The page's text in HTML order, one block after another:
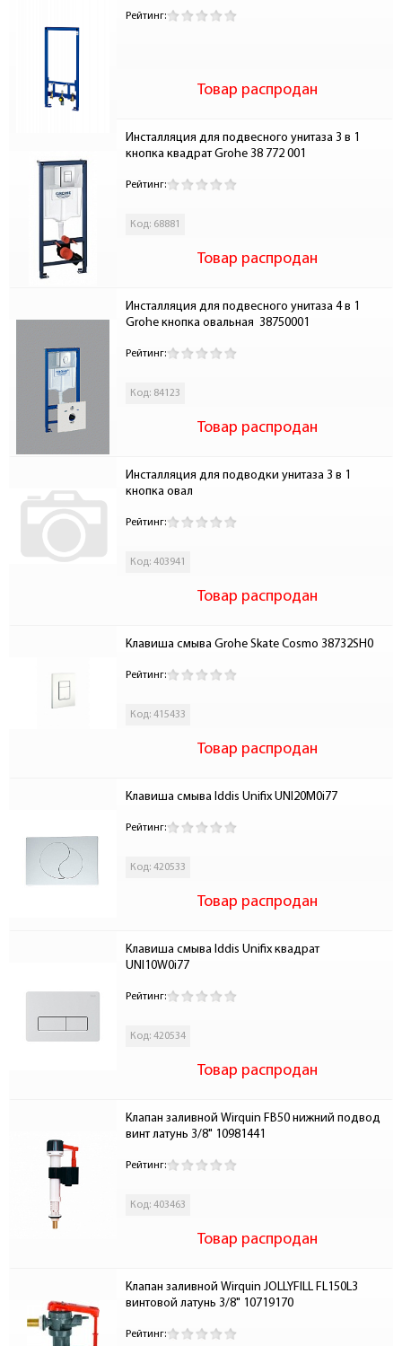
Рейтинг:
Товар распродан
Инсталляция для подвесного унитаза 3 в 1
кнопка квадрат Grohe 38 772 001
Рейтинг:
Код: 68881
Товар распродан
Инсталляция для подвесного унитаза 4 в 1
Grohe кнопка овальная  38750001
Рейтинг:
Код: 84123
Товар распродан
Инсталляция для подводки унитаза 3 в 1
кнопка овал
Рейтинг:
Код: 403941
Товар распродан
Клавиша смыва Grohe Skate Cosmo 38732SH0
Рейтинг:
Код: 415433
Товар распродан
Клавиша смыва Iddis Unifix UNI20М0i77
Рейтинг:
Код: 420533
Товар распродан
Клавиша смыва Iddis Unifix квадрат
UNI10W0i77
Рейтинг:
Код: 420534
Товар распродан
Клапан заливной Wirquin FB50 нижний подвод
винт латунь 3/8" 10981441
Рейтинг:
Код: 403463
Товар распродан
Клапан заливной Wirquin JOLLYFILL FL150L3
винтовой латунь 3/8" 10719170
Рейтинг: